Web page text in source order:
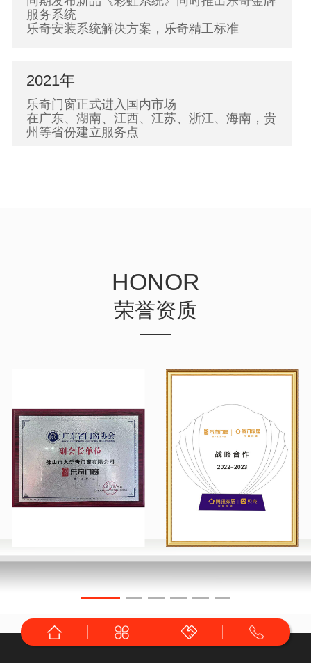
服务系统
乐奇安装系统解决方案，乐奇精工标准
2021年
乐奇门窗正式进入国内市场
在广东、湖南、江西、江苏、浙江、海南，贵
州等省份建立服务点
研发团队前往德国拜访威克纳门窗总部
乐奇与德国好博五金展开深度合作，全面启动
信息化管理，及研发设计制造
2015年
乐奇再次进入澳洲市场南澳大利亚洲建立了第
二个海外办事处，主要提供研发技术，销售渠
道
HONOR
荣誉资质